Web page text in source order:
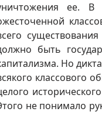
ее. В
быть
Но
классового
не понимало